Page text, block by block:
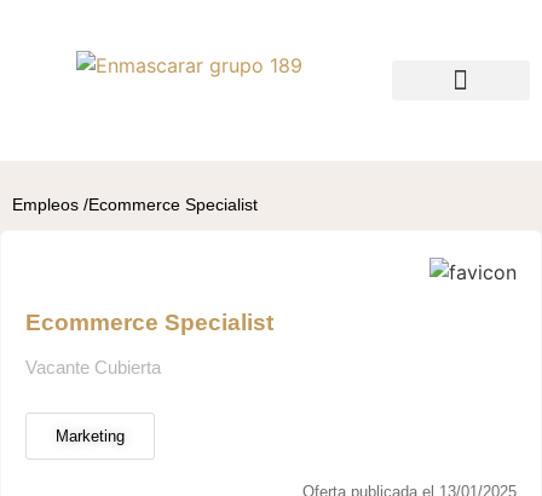
Empleos /Ecommerce Specialist
Ecommerce Specialist
Vacante Cubierta
Marketing
Oferta publicada el 13/01/2025